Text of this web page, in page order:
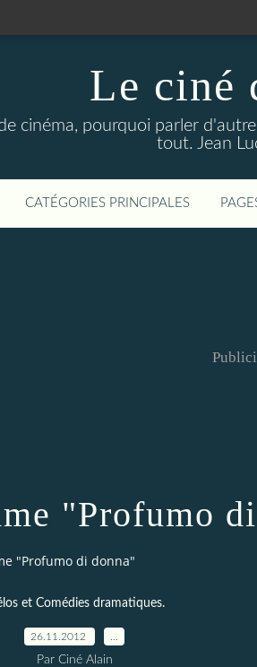
Le ciné
cinéma, pourquoi parler
tout. Jean
CATÉGORIES PRINCIPALES
"Profumo
"Profumo di donna"
et Comédies dramatiques.
26.11.2012
Par Ciné Alain